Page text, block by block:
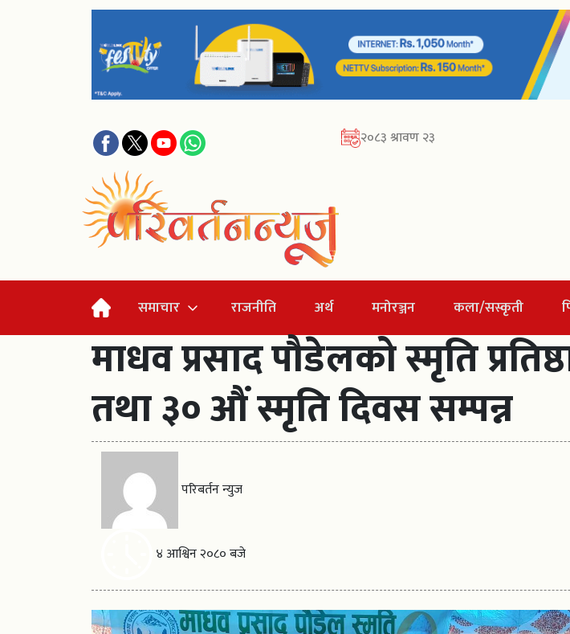
२०८३ श्रावण २३
समाचार राजनीति अर्थ मनोरञ्जन कला/सस्कृती
माधव प्रसाद पौडेलको स्मृति
तथा ३० औं स्मृति दिवस सम्पन्न
परिबर्तन न्युज
४ आश्विन २०८० बजे